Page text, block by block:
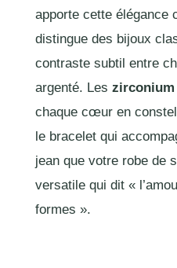
apporte cette élégance
distingue des bijoux
contraste subtil entre
argenté. Les zirconium
chaque cœur en
le bracelet qui
jean que votre robe de
versatile qui dit «
formes ».